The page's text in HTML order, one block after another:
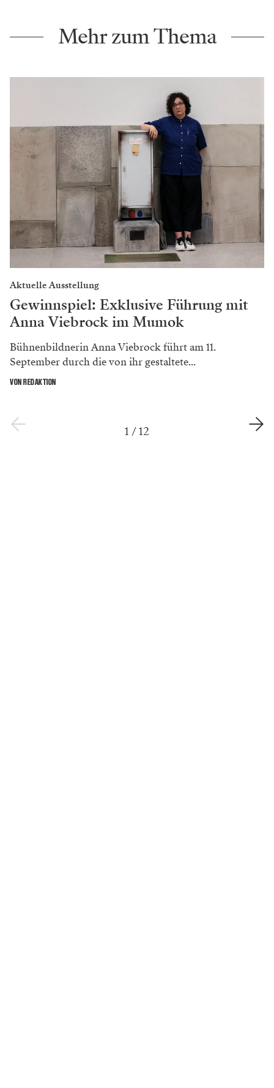
Mehr zum Thema
Aktuelle Ausstellung
Gewinnspiel: Exklusive Führung mit
Anna Viebrock im Mumok
Bühnenbildnerin Anna Viebrock führt am 11.
September durch die von ihr gestaltete...
VON REDAKTION
1 /12